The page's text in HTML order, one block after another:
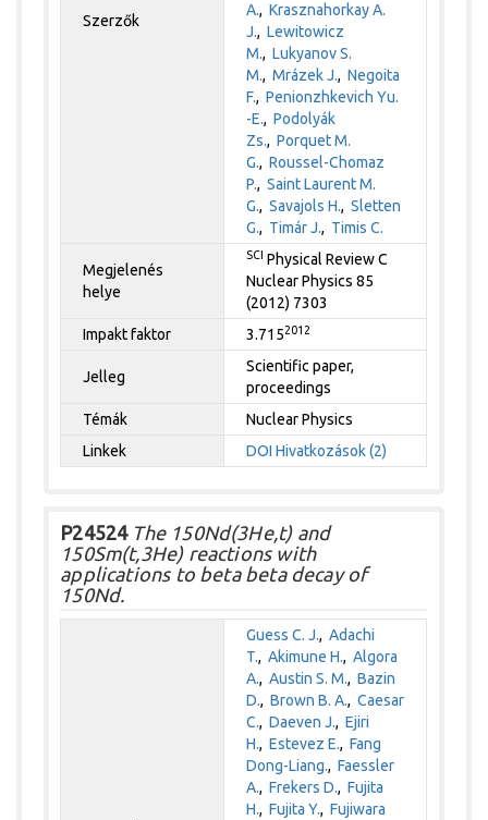
Szerzők
A.,Krasznahorkay A.
J.,Lewitowicz
M.,Lukyanov S.
M.,Mrázek J.,Negoita
F.,Penionzhkevich Yu.
-E.,Podolyák
Zs.,Porquet M.
G.,Roussel-Chomaz
P.,Saint Laurent M.
G.,Savajols H.,Sletten
G., Timár J., Timis C.
Megjelenés
helye
SCI Physical Review C
Nuclear Physics 85
(2012) 7303
Impakt faktor
3.7152012
Jelleg
Scientific paper,
proceedings
Témák
Nuclear Physics
Linkek
DOI Hivatkozások (2)
P24524The 150Nd(3He,t) and
150Sm(t,3He) reactions with
applications to beta beta decay of
150Nd.
Guess C. J.,Adachi
T.,Akimune H.,Algora
A.,Austin S. M.,Bazin
D.,Brown B. A.,Caesar
C.,Daeven J.,Ejiri
H.,Estevez E.,Fang
Dong-Liang.,Faessler
A.,Frekers D.,Fujita
H.,Fujita Y.,Fujiwara